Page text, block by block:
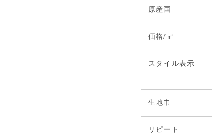
原産国
価格/㎡
スタイル表示
生地巾
リピート